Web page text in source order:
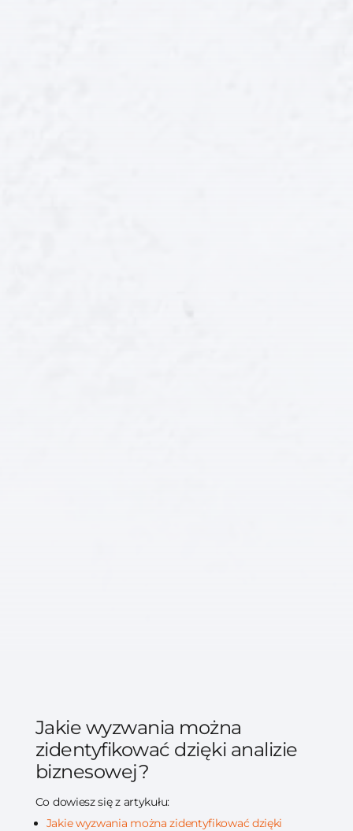
Jakie wyzwania można
zidentyfikować dzięki analizie
biznesowej?
Co dowiesz się z artykułu:
Jakie wyzwania można zidentyfikować dzięki